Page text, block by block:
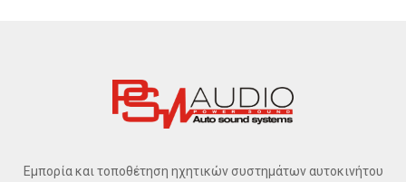
Εμπορία και τοποθέτηση ηχητικών συστημάτων αυτοκινήτου